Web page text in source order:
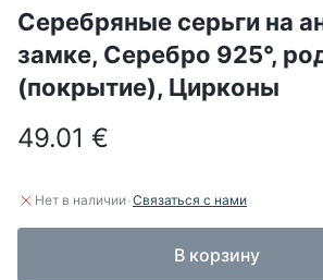
Серебряные серьги на
замке, Серебро 925°,
(покрытие), Цирконы
49.01 €
Нет в наличии·Связаться с нами
В корзину